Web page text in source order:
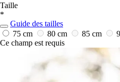
Taille
*
Guide des tailles
75 cm
80 cm 85 cm
Ce champ est requis